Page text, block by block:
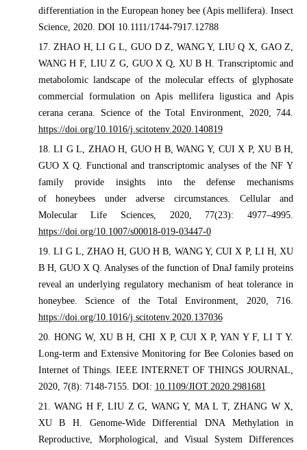
differentiation in the European honey bee (Apis mellifera). Insect
Science, 2020. DOI 10.1111/1744-7917.12788
17. ZHAO H, LI G L, GUO D Z, WANG Y, LIU Q X, GAO Z,
WANG H F, LIU Z G, GUO X Q, XU B H. Transcriptomic and
metabolomic landscape of the molecular effects of glyphosate
commercial formulation on Apis mellifera ligustica and Apis
cerana cerana. Science of the Total Environment, 2020, 744.
https://doi.org/10.1016/j.scitotenv.2020.140819
18. LI G L, ZHAO H, GUO H B, WANG Y, CUI X P, XU B H,
GUO X Q. Functional and transcriptomic analyses of the NF Y
family provide insights into the defense mechanisms
of honeybees under adverse circumstances. Cellular and
Molecular Life Sciences, 2020, 77(23): 4977–4995.
https://doi.org/10.1007/s00018-019-03447-0
19. LI G L, ZHAO H, GUO H B, WANG Y, CUI X P, LI H, XU
B H, GUO X Q. Analyses of the function of DnaJ family proteins
reveal an underlying regulatory mechanism of heat tolerance in
honeybee. Science of the Total Environment, 2020, 716.
https://doi.org/10.1016/j.scitotenv.2020.137036
20. HONG W, XU B H, CHI X P, CUI X P, YAN Y F, LI T Y.
Long-term and Extensive Monitoring for Bee Colonies based on
Internet of Things. IEEE INTERNET OF THINGS JOURNAL,
2020, 7(8): 7148-7155. DOI: 10.1109/JIOT.2020.2981681
21. WANG H F, LIU Z G, WANG Y, MA L T, ZHANG W X,
XU B H. Genome-Wide Differential DNA Methylation in
Reproductive, Morphological, and Visual System Differences